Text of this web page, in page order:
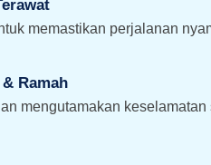
memastikan perjalanan
Ramah
mengutamakan keselamatan